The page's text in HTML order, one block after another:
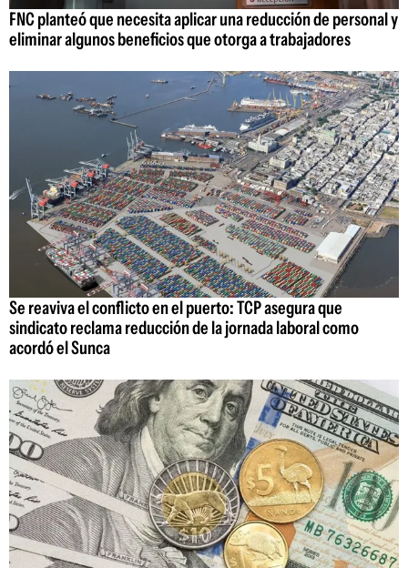
FNC planteó que necesita aplicar una reducción de personal y
eliminar algunos beneficios que otorga a trabajadores
Se reaviva el conflicto en el puerto: TCP asegura que
sindicato reclama reducción de la jornada laboral como
acordó el Sunca